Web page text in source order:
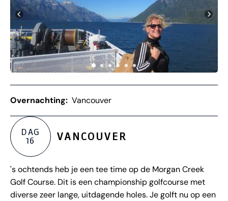
Overnachting: Vancouver
DAG
16
VANCOUVER
's ochtends heb je een tee time op de Morgan Creek
Golf Course. Dit is een championship golfcourse met
diverse zeer lange, uitdagende holes. Je golft nu op een